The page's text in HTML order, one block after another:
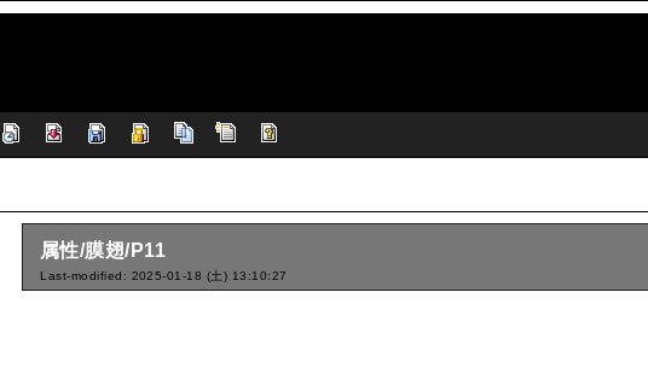
属性/膜翅/P11
Last-modified: 2025-01-18 (土) 13:10:27